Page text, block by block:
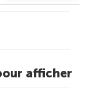
afficher